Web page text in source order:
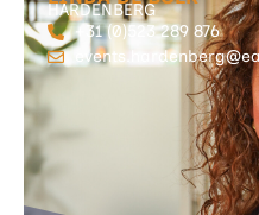
HARDENBERG
+31 (0)523 289 876